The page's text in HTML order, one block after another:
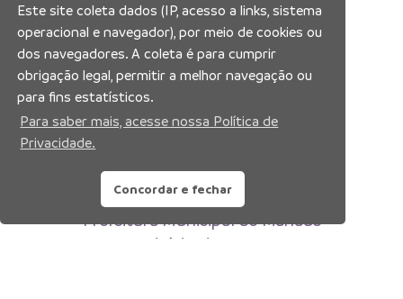
Prefeitura Municipal de Manaus
Município de Manaus
Este site coleta dados (IP, acesso a links, sistema
operacional e navegador), por meio de cookies ou
dos navegadores. A coleta é para cumprir
obrigação legal, permitir a melhor navegação ou
para fins estatísticos.
Para saber mais, acesse nossa Política de
Privacidade.
Concordar e fechar